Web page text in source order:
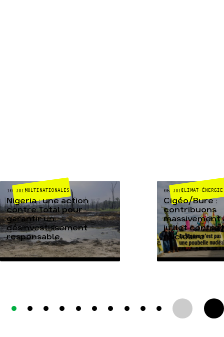
MULTINATIONALES
10 JUIL
Nigeria : une action
contre Total pour
garantir un
désinvestissement
responsable
CLIMAT-ÉNERGIE
06 JUIL
Cigéo/Bure :
contribuons
massivement
juillet contre
nucléaire